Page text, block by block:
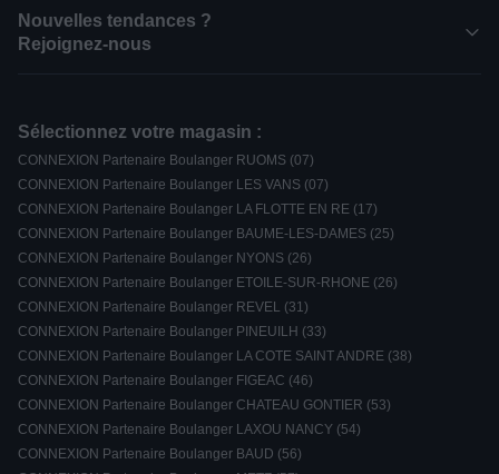
Nouvelles tendances ?
Rejoignez-nous
Sélectionnez votre magasin :
CONNEXION Partenaire Boulanger RUOMS (07)
CONNEXION Partenaire Boulanger LES VANS (07)
CONNEXION Partenaire Boulanger LA FLOTTE EN RE (17)
CONNEXION Partenaire Boulanger BAUME-LES-DAMES (25)
CONNEXION Partenaire Boulanger NYONS (26)
CONNEXION Partenaire Boulanger ETOILE-SUR-RHONE (26)
CONNEXION Partenaire Boulanger REVEL (31)
CONNEXION Partenaire Boulanger PINEUILH (33)
CONNEXION Partenaire Boulanger LA COTE SAINT ANDRE (38)
CONNEXION Partenaire Boulanger FIGEAC (46)
CONNEXION Partenaire Boulanger CHATEAU GONTIER (53)
CONNEXION Partenaire Boulanger LAXOU NANCY (54)
CONNEXION Partenaire Boulanger BAUD (56)